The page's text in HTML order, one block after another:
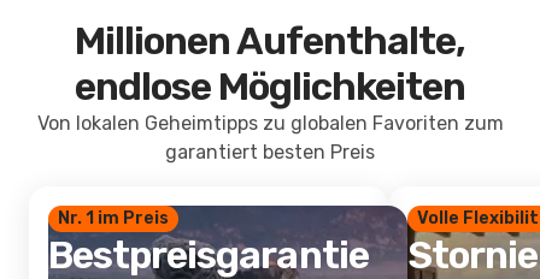
Millionen Aufenthalte,
endlose Möglichkeiten
Von lokalen Geheimtipps zu globalen Favoriten zum
garantiert besten Preis
Nr. 1 im Preis
Bestpreisgarantie
Volle